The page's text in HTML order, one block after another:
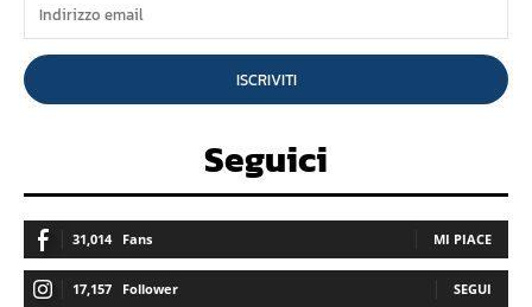
ISCRIVITI
Seguici
31,014 Fans MI PIACE
17,157 Follower SEGUI